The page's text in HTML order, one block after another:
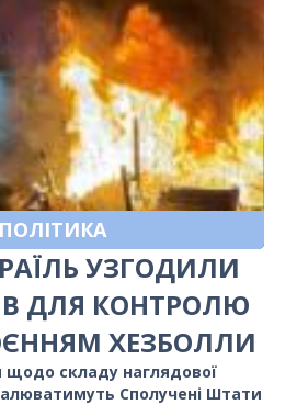
ПОЛІТИКА
УЗГОДИЛИ
ДЛЯ КОНТРОЛЮ
ХЕЗБОЛЛИ
щодо складу наглядової
Сполучені Штати